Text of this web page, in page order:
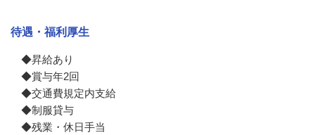
待遇・福利厚生
◆昇給あり
◆賞与年2回
◆交通費規定内支給
◆制服貸与
◆残業・休日手当